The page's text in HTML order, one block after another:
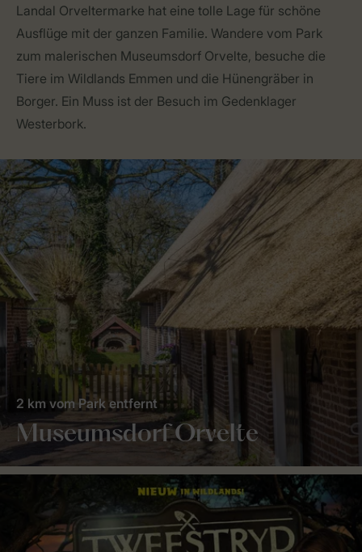
Landal Orveltermarke hat eine tolle Lage für schöne
Ausflüge mit der ganzen Familie. Wandere vom Park
zum malerischen Museumsdorf Orvelte, besuche die
Tiere im Wildlands Emmen und die Hünengräber in
Borger. Ein Muss ist der Besuch im Gedenklager
Westerbork.
Museumsdorf Orvelte
2 km vom Park entfernt